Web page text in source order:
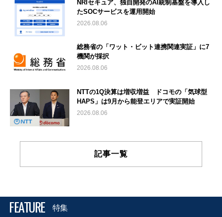
NRIセキュア、独自開発のAI統制基盤を導入し
たSOCサービスを運用開始
2026.08.06
総務省の「ワット・ビット連携関連実証」に7
機関が採択
2026.08.06
NTTの1Q決算は増収増益 ドコモの「気球型
HAPS」は9月から能登エリアで実証開始
2026.08.06
記事一覧
FEATURE 特集